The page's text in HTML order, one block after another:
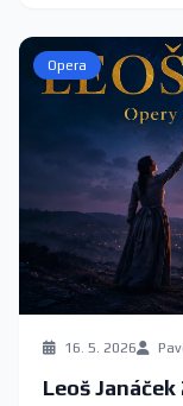
Opera
16. 5. 2026
Leoš